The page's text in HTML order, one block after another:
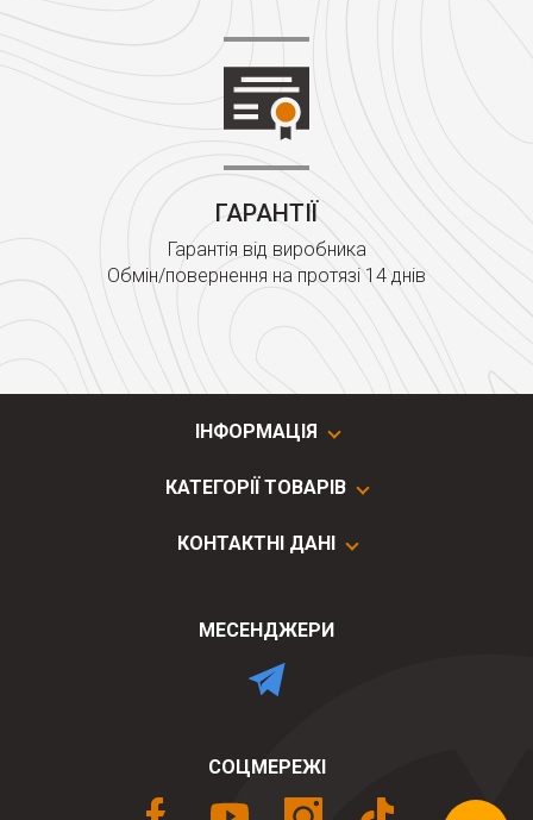
ГАРАНТІЇ
Гарантія від виробника
Обмін/повернення на протязі 14 днів
ІНФОРМАЦІЯ
КАТЕГОРІЇ ТОВАРІВ
КОНТАКТНІ ДАНІ
МЕСЕНДЖЕРИ
СОЦМЕРЕЖІ